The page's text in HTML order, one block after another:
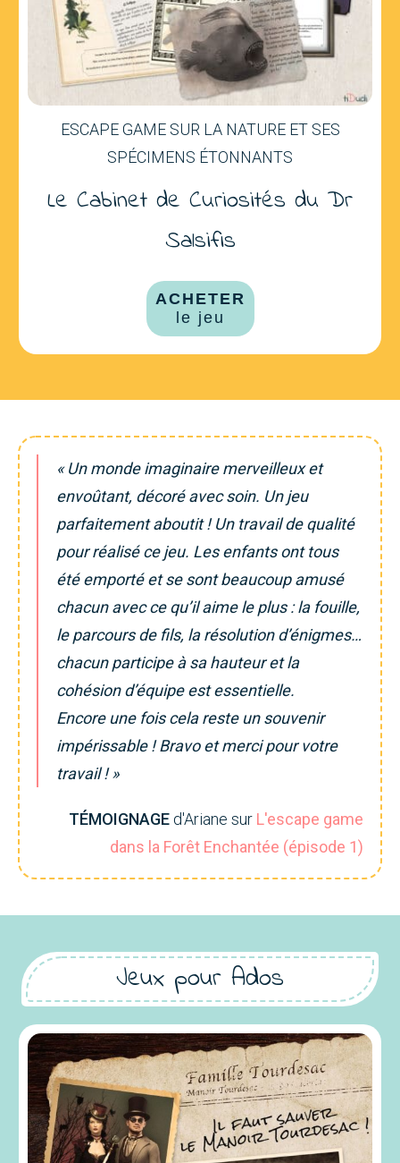
ESCAPE GAME SUR LA NATURE ET SES
SPÉCIMENS ÉTONNANTS
Le Cabinet de Curiosités du Dr
Salsifis
ACHETER
le jeu
« Un monde imaginaire merveilleux et
envoûtant, décoré avec soin. Un jeu
parfaitement aboutit ! Un travail de qualité
pour réalisé ce jeu. Les enfants ont tous
été emporté et se sont beaucoup amusé
chacun avec ce qu’il aime le plus : la fouille,
le parcours de fils, la résolution d’énigmes…
chacun participe à sa hauteur et la
cohésion d’équipe est essentielle.
Encore une fois cela reste un souvenir
impérissable ! Bravo et merci pour votre
travail ! »
TÉMOIGNAGE d'Ariane sur L'escape game
dans la Forêt Enchantée (épisode 1)
Jeux pour Ados